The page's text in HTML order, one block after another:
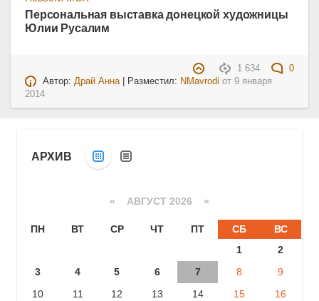
Персональная выставка донецкой художницы
Юлии Русалим
1 634
0
Автор:Драй Анна| Разместил: NMavrodi от9 января
2014
АРХИВ
« АВГУСТ 2026 »
ПН ВТ СР ЧТ ПТ СБ
ВС
1
2
3
4 5 6 7 8
9
10
11 12 13 14 15
16